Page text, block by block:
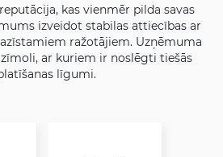
kas vienmēr pilda savas
izveidot stabilas attiecības ar
ražotājiem. Uzņēmuma
ar kuriem ir noslēgti tiešās
līgumi.